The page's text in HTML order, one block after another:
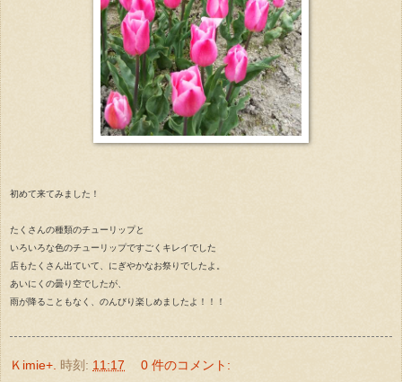
初めて来てみました！
たくさんの種類のチューリップと
いろいろな色のチューリップですごくキレイでした
店もたくさん出ていて、にぎやかなお祭りでしたよ。
あいにくの曇り空でしたが、
雨が降ることもなく、のんびり楽しめましたよ！！！
Ｋimie+. 時刻: 11:17 0 件のコメント: